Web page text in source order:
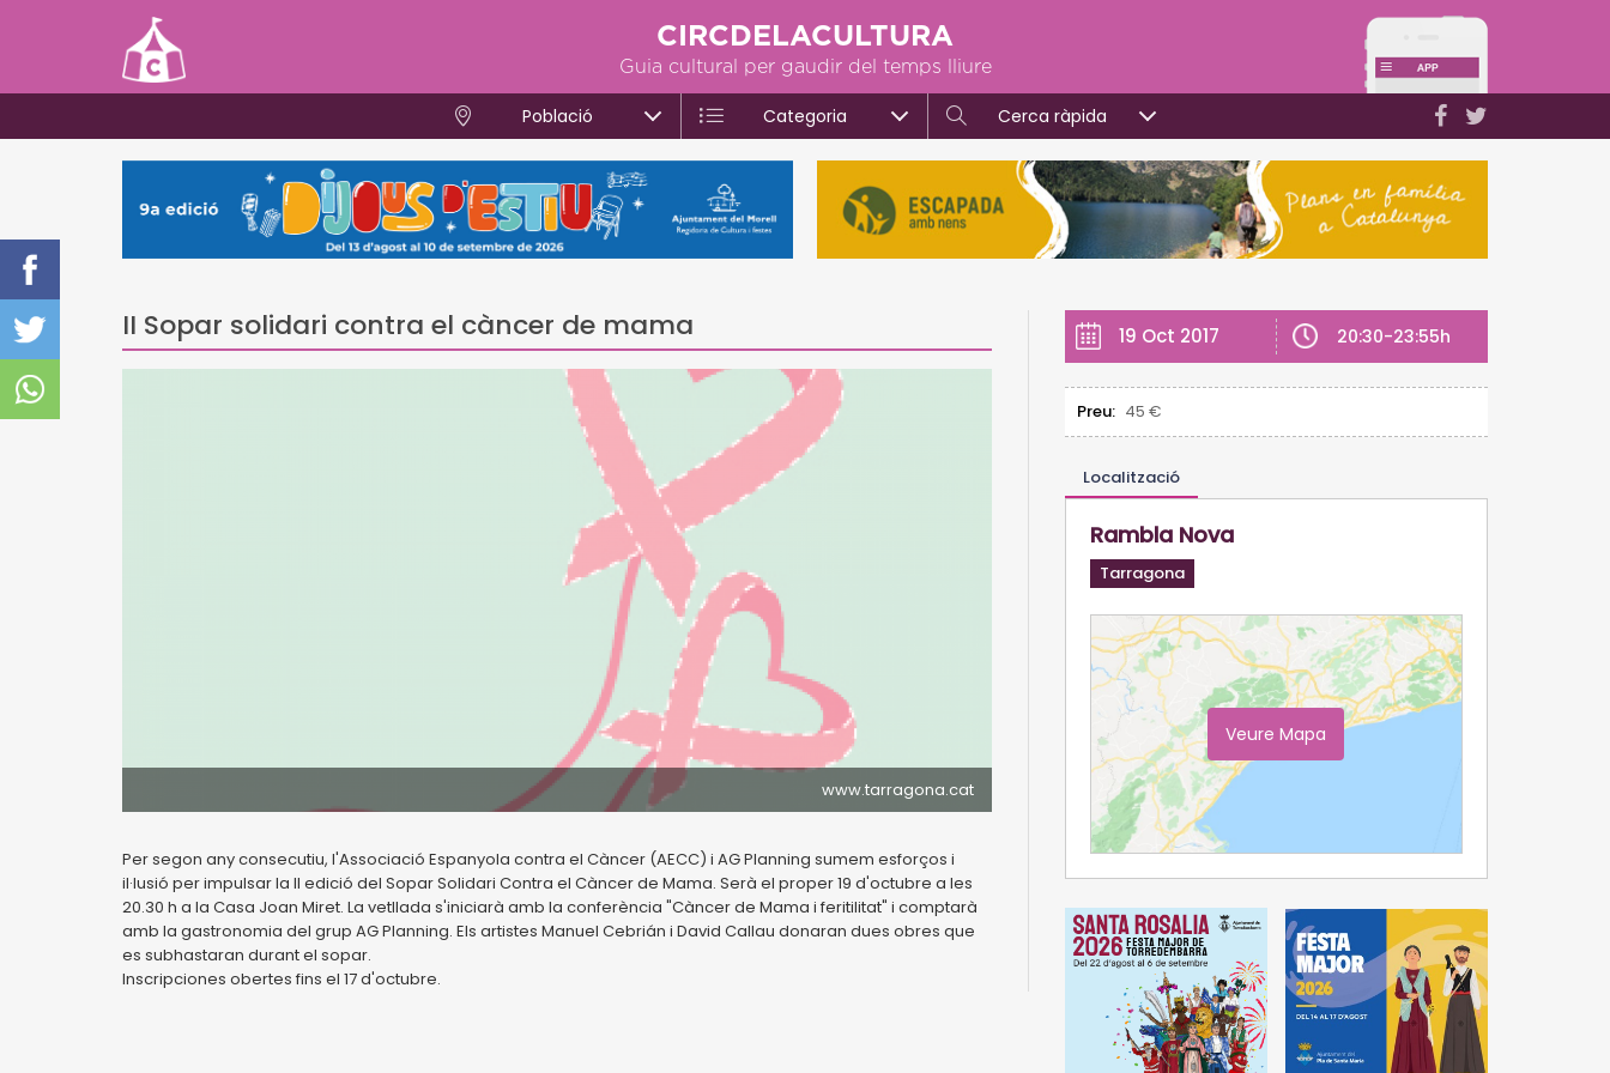
CIRCDELACULTURA
Guia cultural per gaudir del temps lliure
Població Categoria Cerca ràpida
II Sopar solidari contra el càncer de mama
www.tarragona.cat
Per segon any consecutiu, l'Associació Espanyola contra el Càncer (AECC) i AG Planning sumem esforços i
il·lusió per impulsar la II edició del Sopar Solidari Contra el Càncer de Mama. Serà el proper 19 d'octubre a les
20.30 h a la Casa Joan Miret. La vetllada s'iniciarà amb la conferència "Càncer de Mama i feritilitat" i comptarà
amb la gastronomia del grup AG Planning. Els artistes Manuel Cebrián i David Callau donaran dues obres que
es subhastaran durant el sopar.
Inscripciones obertes fins el 17 d'octubre.
19 Oct 2017 20:30-23:55h
Preu: 45 €
Localització
Rambla Nova
Tarragona
Veure Mapa